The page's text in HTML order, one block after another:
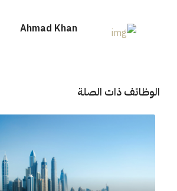
Ahmad Khan
الوظائف ذات الصلة